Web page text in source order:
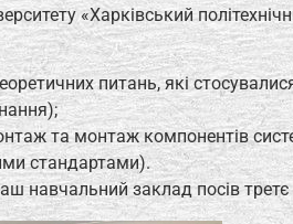
«Харківський
питань, які
та монтаж компонентів
стандартами).
навчальний заклад посів